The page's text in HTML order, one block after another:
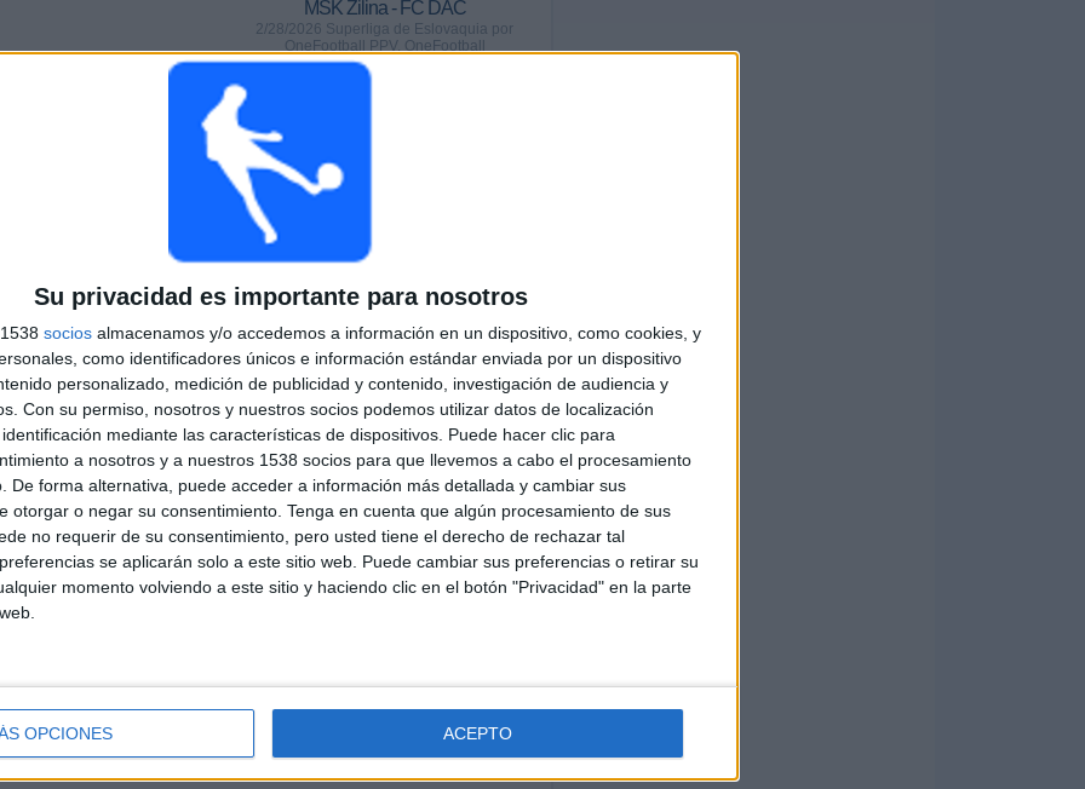
Su privacidad es importante para nosotros
socios almacenamos y/o accedemos a información en un dispositivo, como cookies, y
como identificadores únicos e información estándar enviada por un dispositivo
personalizado, medición de publicidad y contenido, investigación de audiencia y
Con su permiso, nosotros y nuestros socios podemos utilizar datos de localización
mediante las características de dispositivos. Puede hacer clic para
a nosotros y a nuestros 1538 socios para que llevemos a cabo el procesamiento
De forma alternativa, puede acceder a información más detallada y cambiar sus
otorgar o negar su consentimiento. Tenga en cuenta que algún procesamiento de sus
no requerir de su consentimiento, pero usted tiene el derecho de rechazar tal
se aplicarán solo a este sitio web. Puede cambiar sus preferencias o retirar su
momento volviendo a este sitio y haciendo clic en el botón "Privacidad" en la parte
OPCIONES ACEPTO
MŠK Žilina - FC DAC
2/28/2026 Superliga de Eslovaquia por
OneFootball PPV, OneFootball
160
SIN PARTIDO
PARTIDOS
8
CONSECUTIVOS
DE PAGO
TOTAL
15
MÁXIMO
16
Bratislava
TOTAL
2
RANKING POR COMPETICIONES
Superliga de Eslovaquia
110 (98.21%)
Europa League
2 (1.79%)
Ver ranking completo
POR DÍA DE LA SEMANA
JUEVES
2 13 62 32